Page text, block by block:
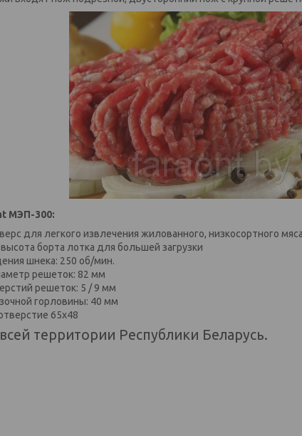
МЭП-300:
для легкого извлечения жилованного, низкосортного
борта лотка для большей загрузки
шнека: 250 об/мин.
решеток: 82 мм
решеток: 5 / 9 мм
горловины: 40 мм
65х48
территории Республики Беларусь.